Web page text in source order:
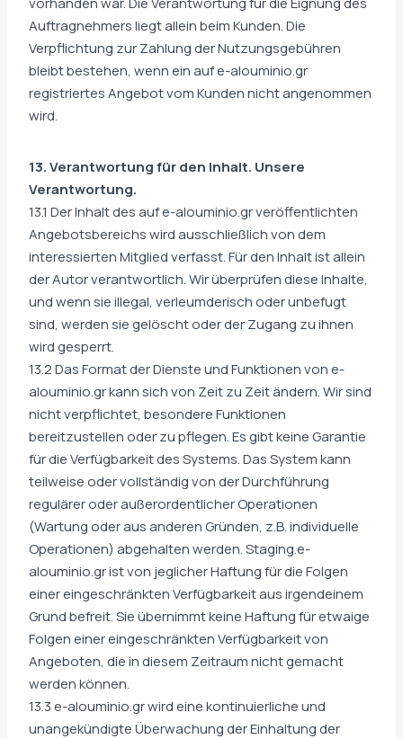
Auftragnehmers liegt allein beim Kunden. Die
Verpflichtung zur Zahlung der Nutzungsgebühren
bleibt bestehen, wenn ein auf e-alouminio.gr
registriertes Angebot vom Kunden nicht angenommen
wird.
13. Verantwortung für den Inhalt. Unsere
Verantwortung.
13.1 Der Inhalt des auf e-alouminio.gr veröffentlichten
Angebotsbereichs wird ausschließlich von dem
interessierten Mitglied verfasst. Für den Inhalt ist allein
der Autor verantwortlich. Wir überprüfen diese Inhalte,
und wenn sie illegal, verleumderisch oder unbefugt
sind, werden sie gelöscht oder der Zugang zu ihnen
wird gesperrt.
13.2 Das Format der Dienste und Funktionen von e-
alouminio.gr kann sich von Zeit zu Zeit ändern. Wir sind
nicht verpflichtet, besondere Funktionen
bereitzustellen oder zu pflegen. Es gibt keine Garantie
für die Verfügbarkeit des Systems. Das System kann
teilweise oder vollständig von der Durchführung
regulärer oder außerordentlicher Operationen
(Wartung oder aus anderen Gründen, z.B. individuelle
Operationen) abgehalten werden. Staging.e-
alouminio.gr ist von jeglicher Haftung für die Folgen
einer eingeschränkten Verfügbarkeit aus irgendeinem
Grund befreit. Sie übernimmt keine Haftung für etwaige
Folgen einer eingeschränkten Verfügbarkeit von
Angeboten, die in diesem Zeitraum nicht gemacht
werden können.
13.3 e-alouminio.gr wird eine kontinuierliche und
unangekündigte Überwachung der Einhaltung der